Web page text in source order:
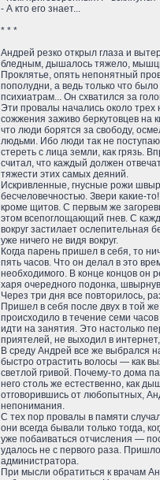
- А кто его знает...
* * *
Андрей резко открыл глаза и
бледным, дышалось тяжело, мышцы
Проклятье, опять непонятный
пополудни, а ведь только что
психиатрам... Он схватился за
Эти провалы начались около трех
сожжения заживо беркутовцев на
что люди борятся за свободу,
людьми. Ибо люди так не
стереть с лица земли, как грязь.
считал, что каждый должен
тяжести этих самых деяний.
Искривленные, гнусные рожи
бесчеловечностью. Звери какие-
кроме щитов. С первым же
этом всепоглощающий гнев. С
вокруг застилает ослепительная
уже ничего не видя вокруг.
Когда парень пришел в себя, то
пять часов. Что он делал в это
необходимого. В конце концов он
харя очередного подонка,
Через три дня все повторилось,
Пришел в себя после двух в той
происходило в течение семи
идти на занятия. Это настолько
приятелей, не выходил в
В среду Андрей все же выбрался
быстро отрастить волосы — как
светлой гривой. Почему-то дома
него столь же естественно, как
отговорившись от любопытных,
непонимания.
С тех пор провалы в памяти
они всегда бывали только тогда,
уже побаиваться отчисления —
удалось не с первого раза.
администратора.
При мысли обратиться к врачам